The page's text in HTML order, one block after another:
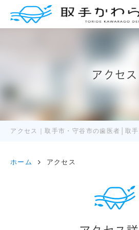
アクセス
アクセス｜取手市・守谷市の歯医者│取
ホーム アクセス